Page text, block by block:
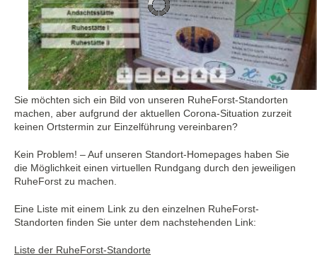
Sie möchten sich ein Bild von unseren RuheForst-Standorten
machen, aber aufgrund der aktuellen Corona-Situation zurzeit
keinen Ortstermin zur Einzelführung vereinbaren?
Kein Problem! – Auf unseren Standort-Homepages haben Sie
die Möglichkeit einen virtuellen Rundgang durch den jeweiligen
RuheForst zu machen.
Eine Liste mit einem Link zu den einzelnen RuheForst-
Standorten finden Sie unter dem nachstehenden Link:
Liste der RuheForst-Standorte